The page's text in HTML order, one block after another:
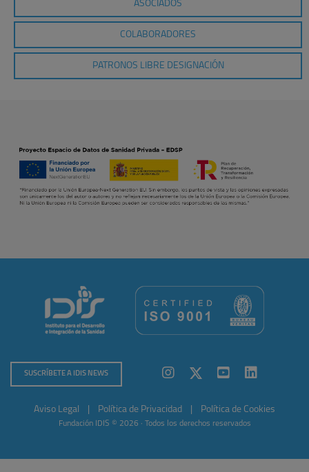
ASOCIADOS
COLABORADORES
PATRONOS LIBRE DESIGNACIÓN
SUSCRÍBETE A IDIS NEWS
Aviso Legal Política de Privacidad Política de Cookies
Fundación IDIS © 2026 · Todos los derechos reservados